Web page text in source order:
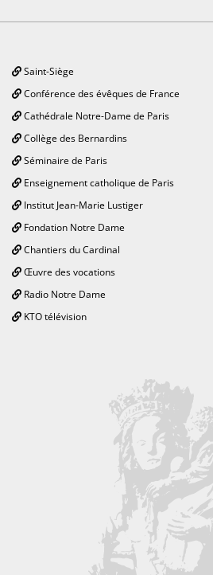
Saint-Siège
Conférence des évêques de France
Cathédrale Notre-Dame de Paris
Collège des Bernardins
Séminaire de Paris
Enseignement catholique de Paris
Institut Jean-Marie Lustiger
Fondation Notre Dame
Chantiers du Cardinal
Œuvre des vocations
Radio Notre Dame
KTO télévision